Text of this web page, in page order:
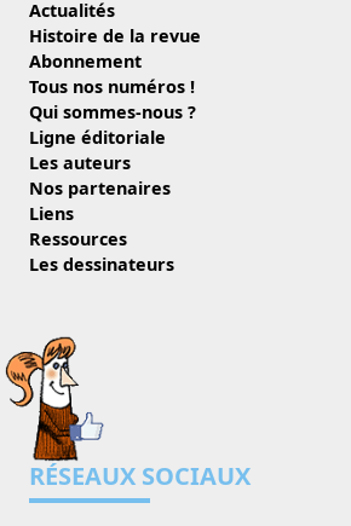
Actualités
Histoire de la revue
Abonnement
Tous nos numéros !
Qui sommes-nous ?
Ligne éditoriale
Les auteurs
Nos partenaires
Liens
Ressources
Les dessinateurs
RÉSEAUX SOCIAUX